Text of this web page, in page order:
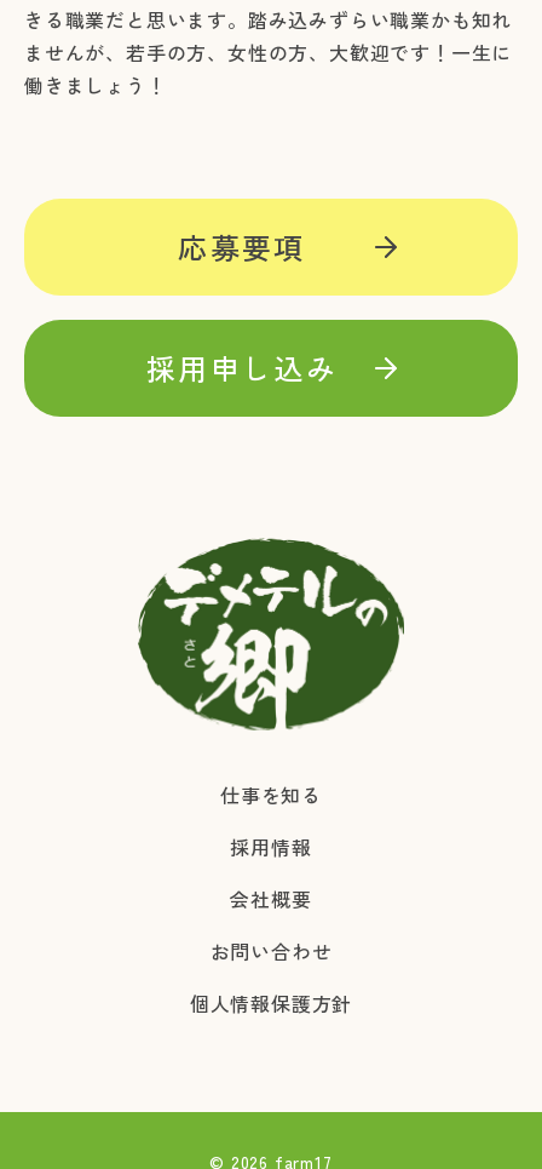
きる職業だと思います。踏み込みずらい職業かも知れ
ませんが、若手の方、女性の方、大歓迎です！一生に
働きましょう！
応募要項
採用申し込み
仕事を知る
採用情報
会社概要
お問い合わせ
個人情報保護方針
© 2026 farm17